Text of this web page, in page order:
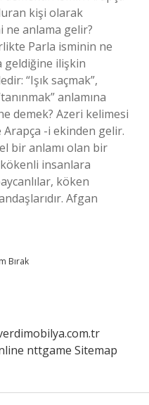
kişi olarak
ne anlama gelir?
Parla isminin ne
geldiğine ilişkin
“Işık saçmak”,
anlamına
demek? Azeri kelimesi
Arapça -i ekinden gelir.
bir anlamı olan bir
insanlara
köken
Afgan
Bırak
nttgame Sitemap